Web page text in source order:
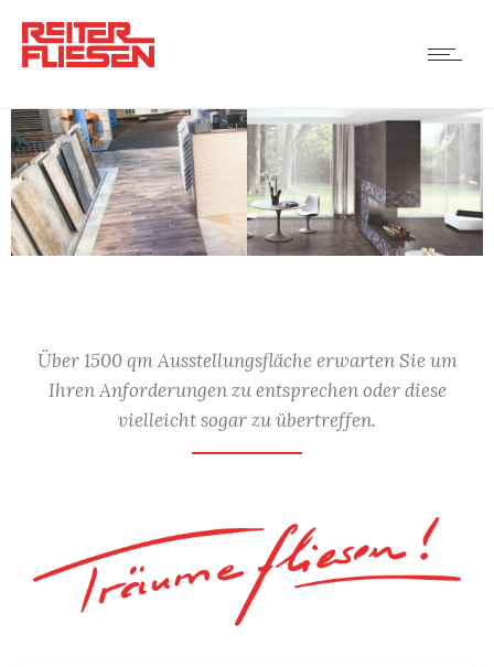
Über 1500 qm Ausstellungsfläche erwarten Sie um
Ihren Anforderungen zu entsprechen oder diese
vielleicht sogar zu übertreffen.